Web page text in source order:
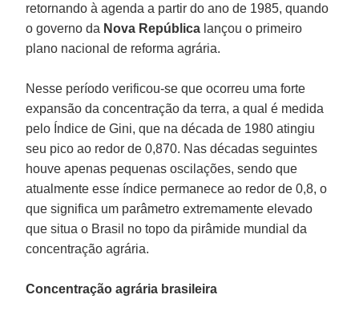
retornando à agenda a partir do ano de 1985, quando
o governo da Nova República lançou o primeiro
plano nacional de reforma agrária.
Nesse período verificou-se que ocorreu uma forte
expansão da concentração da terra, a qual é medida
pelo Índice de Gini, que na década de 1980 atingiu
seu pico ao redor de 0,870. Nas décadas seguintes
houve apenas pequenas oscilações, sendo que
atualmente esse índice permanece ao redor de 0,8, o
que significa um parâmetro extremamente elevado
que situa o Brasil no topo da pirâmide mundial da
concentração agrária.
Concentração agrária brasileira